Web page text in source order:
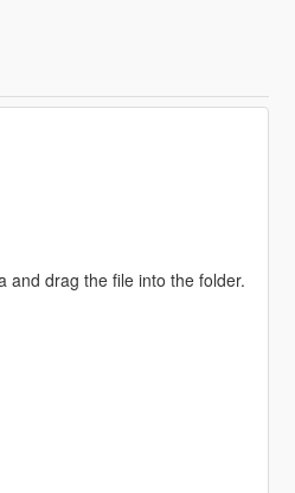
and drag the file into the folder.